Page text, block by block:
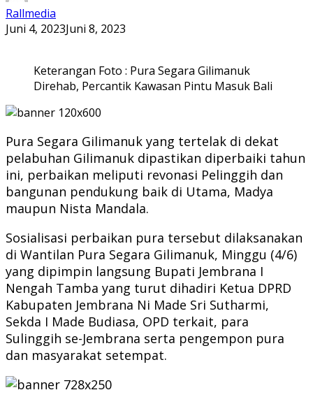
Rallmedia
Juni 4, 2023Juni 8, 2023
Keterangan Foto : Pura Segara Gilimanuk
Direhab, Percantik Kawasan Pintu Masuk Bali
Pura Segara Gilimanuk yang tertelak di dekat
pelabuhan Gilimanuk dipastikan diperbaiki tahun
ini, perbaikan meliputi revonasi Pelinggih dan
bangunan pendukung baik di Utama, Madya
maupun Nista Mandala.
Sosialisasi perbaikan pura tersebut dilaksanakan
di Wantilan Pura Segara Gilimanuk, Minggu (4/6)
yang dipimpin langsung Bupati Jembrana I
Nengah Tamba yang turut dihadiri Ketua DPRD
Kabupaten Jembrana Ni Made Sri Sutharmi,
Sekda I Made Budiasa, OPD terkait, para
Sulinggih se-Jembrana serta pengempon pura
dan masyarakat setempat.